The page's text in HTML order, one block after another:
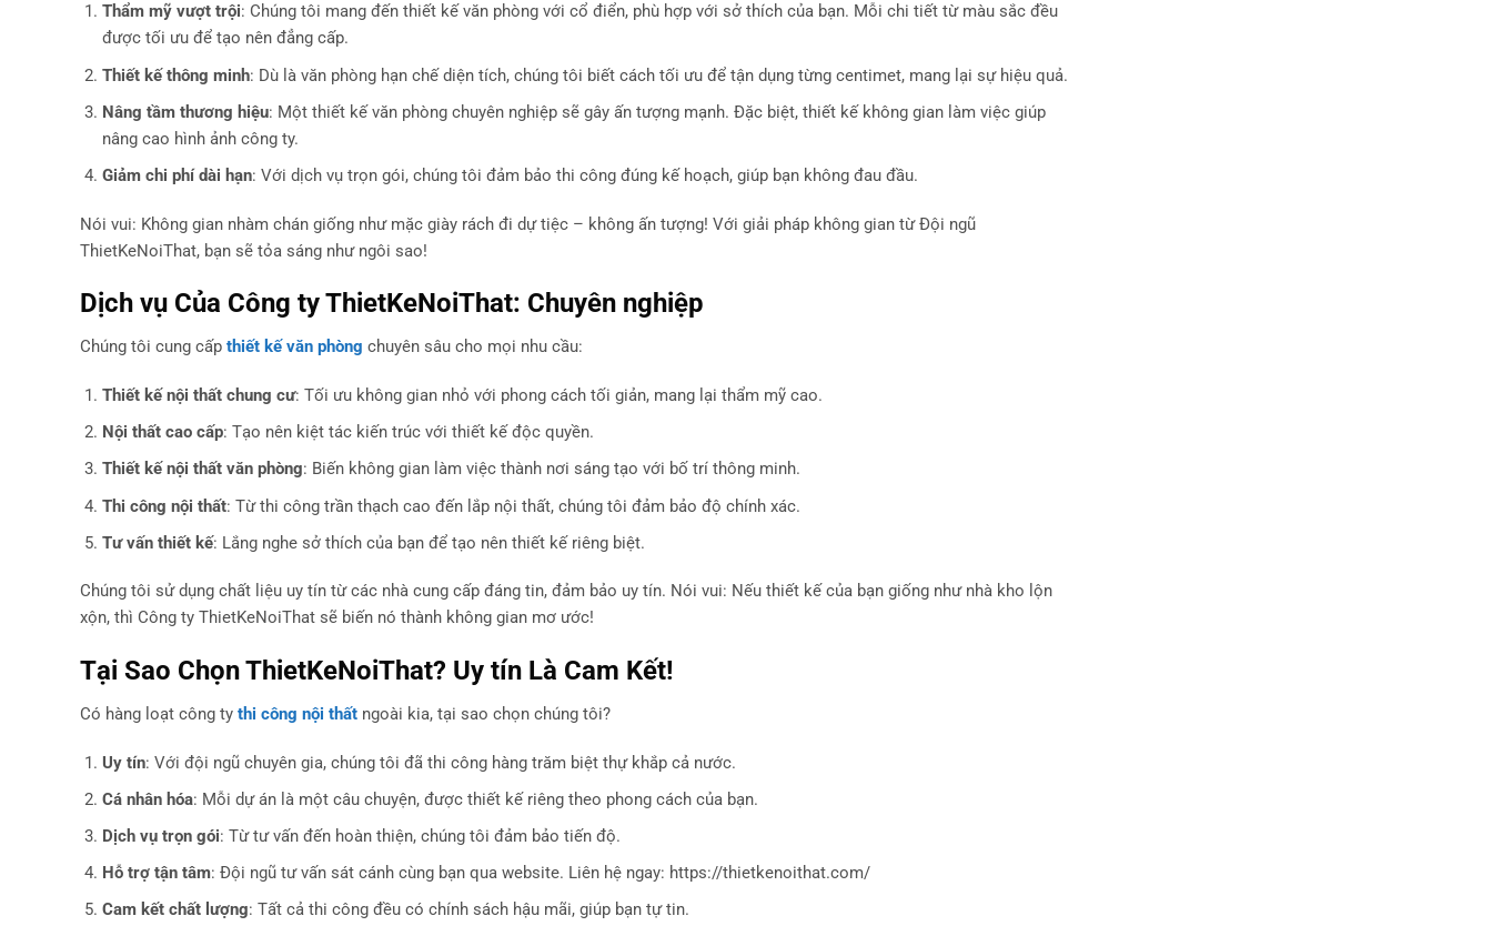
Thẩm mỹ vượt trội: Chúng tôi mang đến thiết kế văn phòng với cổ điển, phù hợp với sở thích của bạn. Mỗi chi tiết từ màu sắc đều
được tối ưu để tạo nên đẳng cấp.
Thiết kế thông minh: Dù là văn phòng hạn chế diện tích, chúng tôi biết cách tối ưu để tận dụng từng centimet, mang lại sự hiệu quả.
Nâng tầm thương hiệu: Một thiết kế văn phòng chuyên nghiệp sẽ gây ấn tượng mạnh. Đặc biệt, thiết kế không gian làm việc giúp
nâng cao hình ảnh công ty.
Giảm chi phí dài hạn: Với dịch vụ trọn gói, chúng tôi đảm bảo thi công đúng kế hoạch, giúp bạn không đau đầu.
Nói vui: Không gian nhàm chán giống như mặc giày rách đi dự tiệc – không ấn tượng! Với giải pháp không gian từ Đội ngũ
ThietKeNoiThat, bạn sẽ tỏa sáng như ngôi sao!
Dịch vụ Của Công ty ThietKeNoiThat: Chuyên nghiệp
Chúng tôi cung cấp thiết kế văn phòng chuyên sâu cho mọi nhu cầu:
Thiết kế nội thất chung cư: Tối ưu không gian nhỏ với phong cách tối giản, mang lại thẩm mỹ cao.
Nội thất cao cấp: Tạo nên kiệt tác kiến trúc với thiết kế độc quyền.
Thiết kế nội thất văn phòng: Biến không gian làm việc thành nơi sáng tạo với bố trí thông minh.
Thi công nội thất: Từ thi công trần thạch cao đến lắp nội thất, chúng tôi đảm bảo độ chính xác.
Tư vấn thiết kế: Lắng nghe sở thích của bạn để tạo nên thiết kế riêng biệt.
Chúng tôi sử dụng chất liệu uy tín từ các nhà cung cấp đáng tin, đảm bảo uy tín. Nói vui: Nếu thiết kế của bạn giống như nhà kho lộn
xộn, thì Công ty ThietKeNoiThat sẽ biến nó thành không gian mơ ước!
Tại Sao Chọn ThietKeNoiThat? Uy tín Là Cam Kết!
Có hàng loạt công ty thi công nội thất ngoài kia, tại sao chọn chúng tôi?
Uy tín: Với đội ngũ chuyên gia, chúng tôi đã thi công hàng trăm biệt thự khắp cả nước.
Cá nhân hóa: Mỗi dự án là một câu chuyện, được thiết kế riêng theo phong cách của bạn.
Dịch vụ trọn gói: Từ tư vấn đến hoàn thiện, chúng tôi đảm bảo tiến độ.
Hỗ trợ tận tâm: Đội ngũ tư vấn sát cánh cùng bạn qua website. Liên hệ ngay: https://thietkenoithat.com/
Cam kết chất lượng: Tất cả thi công đều có chính sách hậu mãi, giúp bạn tự tin.